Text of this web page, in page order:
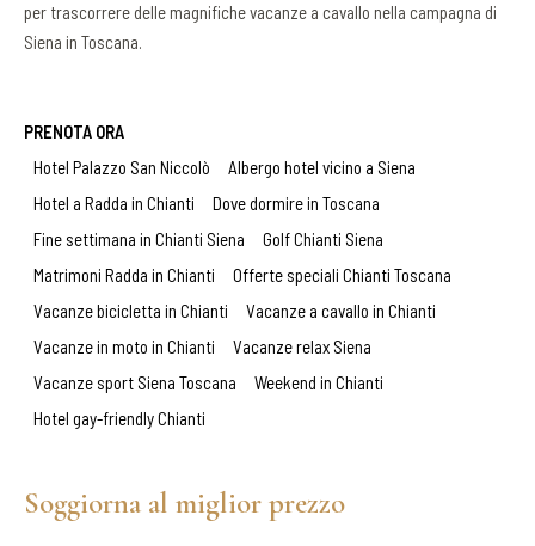
per trascorrere delle magnifiche vacanze a cavallo nella campagna di
Siena in Toscana.
PRENOTA ORA
Hotel Palazzo San Niccolò
Albergo hotel vicino a Siena
Hotel a Radda in Chianti
Dove dormire in Toscana
Fine settimana in Chianti Siena
Golf Chianti Siena
Matrimoni Radda in Chianti
Offerte speciali Chianti Toscana
Vacanze bicicletta in Chianti
Vacanze a cavallo in Chianti
Vacanze in moto in Chianti
Vacanze relax Siena
Vacanze sport Siena Toscana
Weekend in Chianti
Hotel gay-friendly Chianti
Soggiorna al miglior prezzo